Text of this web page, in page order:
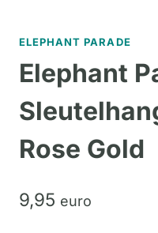
ELEPHANT PARADE
Elephant
Rose Gold
9,95 euro